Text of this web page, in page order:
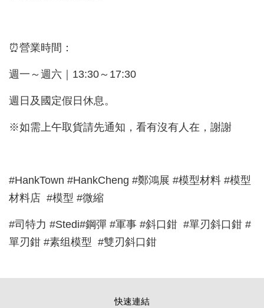
⏰營業時間：
週一～週六｜13:30～17:30
週日及國定假日休息。
※如需上午取貨請先通知，看有沒有人在，謝謝
#HankTown #HankCheng #鄭鴻展 #模型材料 #模型
材料店 #模型 #微縮
#司特力 #Stedi#鋼彈 #軍事 #斜口鉗 #單刃斜口鉗 #
單刃鉗 #素组模型 #雙刃斜口鉗
快速連結